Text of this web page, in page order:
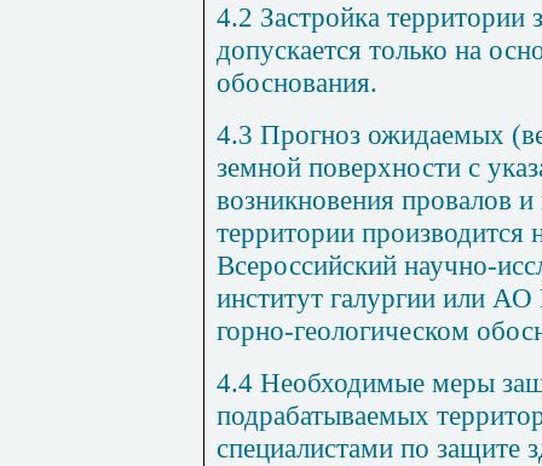
4.2 Застройка территории
допускается только на
обоснования.
4.3 Прогноз ожидаемых
земной поверхности с
возникновения провалов
территории
Всероссийский научно-
институт галургии или АО
горно-геологическом
4.4 Необходимые меры
подрабатываемых
специалистами по защите